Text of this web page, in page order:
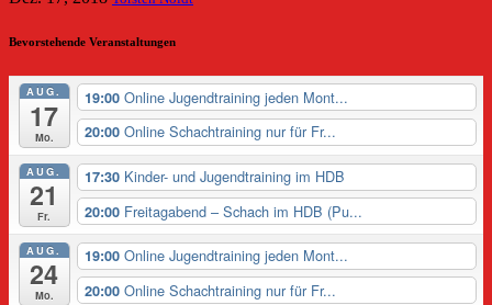
Bevorstehende Veranstaltungen
AUG.
17
Mo.
19:00 Online Jugendtraining jeden Mont...
20:00 Online Schachtraining nur für Fr...
AUG.
21
Fr.
17:30 Kinder- und Jugendtraining im HDB
20:00 Freitagabend – Schach im HDB (Pu...
AUG.
24
Mo.
19:00 Online Jugendtraining jeden Mont...
20:00 Online Schachtraining nur für Fr...